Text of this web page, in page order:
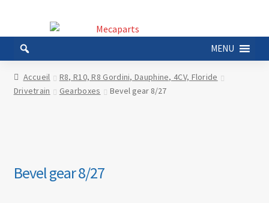
la
navigation
au
contenu
MENU
Accueil
R8, R10, R8 Gordini, Dauphine, 4CV, Floride
Drivetrain
Gearboxes Bevel gear 8/27
Bevel gear 8/27